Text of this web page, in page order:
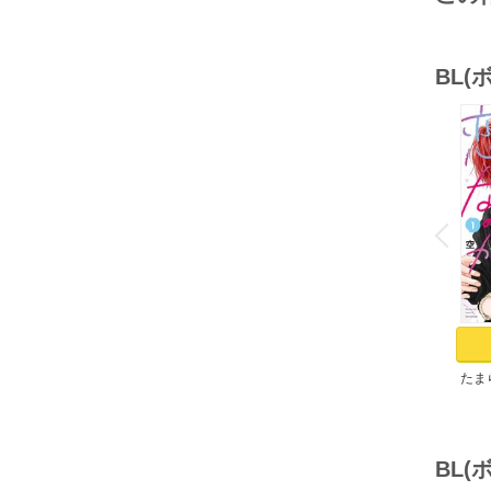
BL(
P
r
e
v
i
o
u
たま
BL(